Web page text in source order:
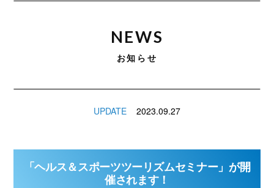
NEWS
お知らせ
UPDATE 2023.09.27
「ヘルス＆スポーツツーリズムセミナー」が開
催されます！